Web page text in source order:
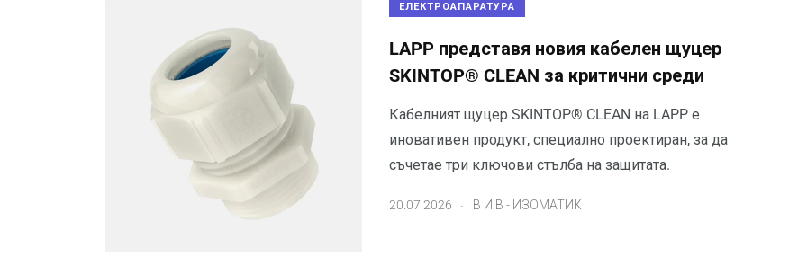
ЕЛЕКТРОАПАРАТУРА
LAPP представя новия кабелен щуцер
SKINTOP® CLEAN за критични среди
Кабелният щуцер SKINTOP® CLEAN на LAPP е
иновативен продукт, специално проектиран, за да
съчетае три ключови стълба на защитата.
20.07.2026 В И В - ИЗОМАТИК